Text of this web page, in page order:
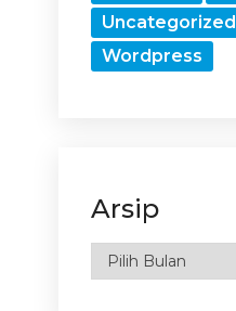
Uncategorized
Wordpress
Arsip
Arsip